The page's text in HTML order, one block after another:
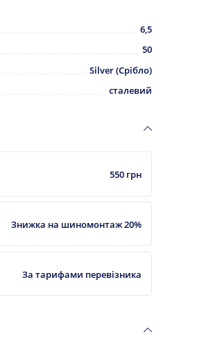
6,5
50
Silver (Срібло)
сталевий
550 грн
Знижка на шиномонтаж 20%
За тарифами перевізника